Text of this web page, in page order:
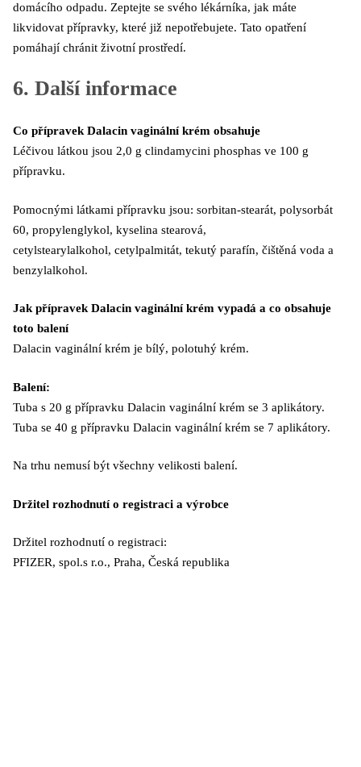
domácího odpadu. Zeptejte se svého lékárníka, jak máte
likvidovat přípravky, které již nepotřebujete. Tato opatření
pomáhají chránit životní prostředí.
6. Další informace
Co přípravek Dalacin vaginální krém obsahuje
Léčivou látkou jsou 2,0 g clindamycini phosphas ve 100 g
přípravku.
Pomocnými látkami přípravku jsou: sorbitan-stearát, polysorbát
60, propylenglykol, kyselina stearová,
cetylstearylalkohol, cetylpalmitát, tekutý parafín, čištěná voda a
benzylalkohol.
Jak přípravek Dalacin vaginální krém vypadá a co obsahuje
toto balení
Dalacin vaginální krém je bílý, polotuhý krém.
Balení:
Tuba s 20 g přípravku Dalacin vaginální krém se 3 aplikátory.
Tuba se 40 g přípravku Dalacin vaginální krém se 7 aplikátory.
Na trhu nemusí být všechny velikosti balení.
Držitel rozhodnutí o registraci a výrobce
Držitel rozhodnutí o registraci:
PFIZER, spol.s r.o., Praha, Česká republika